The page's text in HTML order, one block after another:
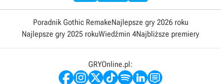
Poradnik Gothic RemakeNajlepsze gry 2026 roku
Najlepsze gry 2025 rokuWiedźmin 4Najbliższe premiery
GRYOnline.pl: